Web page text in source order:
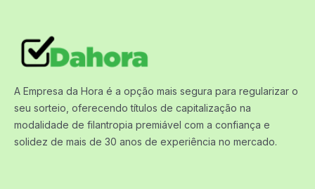
A Empresa da Hora é a opção mais segura para regularizar o
seu sorteio, oferecendo títulos de capitalização na
modalidade de filantropia premiável com a confiança e
solidez de mais de 30 anos de experiência no mercado.